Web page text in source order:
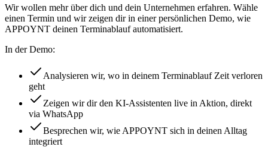
Wir wollen mehr über dich und dein Unternehmen erfahren. Wähle
einen Termin und wir zeigen dir in einer persönlichen Demo, wie
APPOYNT deinen Terminablauf automatisiert.
In der Demo:
Analysieren wir, wo in deinem Terminablauf Zeit verloren
geht
Zeigen wir dir den KI-Assistenten live in Aktion, direkt
via WhatsApp
Besprechen wir, wie APPOYNT sich in deinen Alltag
integriert